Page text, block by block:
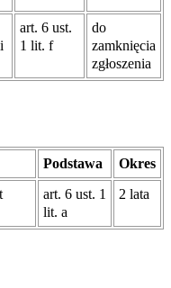
art. 6 ust.
1 lit. f
do
zamknięcia
zgłoszenia
Podstawa
Okres
art. 6 ust. 1
lit. a
2 lata